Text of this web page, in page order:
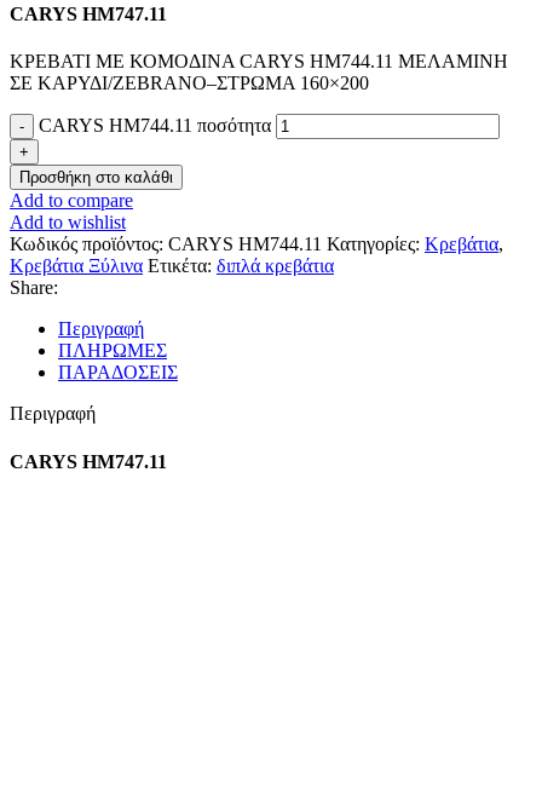
CARYS HM747.11
ΚΡΕΒΑΤΙ ΜΕ ΚΟΜΟΔΙΝΑ CARYS HM744.11 ΜΕΛΑΜΙΝΗ
ΣΕ ΚΑΡΥΔΙ/ZEBRANO–ΣΤΡΩΜΑ 160×200
CARYS HM744.11 ποσότητα
Προσθήκη στο καλάθι
Add to compare
Add to wishlist
Κωδικός προϊόντος: CARYS HM744.11 Κατηγορίες: Κρεβάτια,
Κρεβάτια Ξύλινα Ετικέτα: διπλά κρεβάτια
Share:
Περιγραφή
ΠΛΗΡΩΜΕΣ
ΠΑΡΑΔΟΣΕΙΣ
Περιγραφή
CARYS HM747.11